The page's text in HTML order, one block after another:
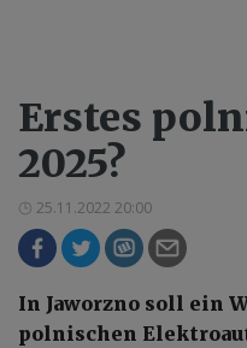
Erstes
2025?
25.11.2022 20:00
In Jaworzno soll ein
polnischen